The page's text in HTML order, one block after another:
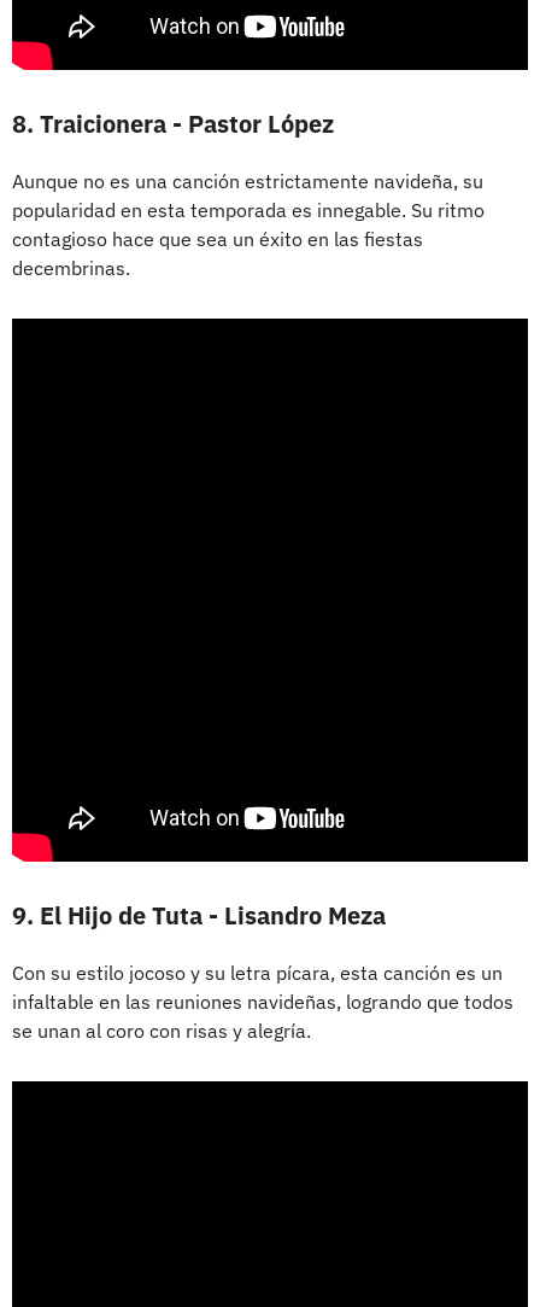
8. Traicionera - Pastor López
Aunque no es una canción estrictamente navideña, su
popularidad en esta temporada es innegable. Su ritmo
contagioso hace que sea un éxito en las fiestas
decembrinas.
9. El Hijo de Tuta - Lisandro Meza
Con su estilo jocoso y su letra pícara, esta canción es un
infaltable en las reuniones navideñas, logrando que todos
se unan al coro con risas y alegría.